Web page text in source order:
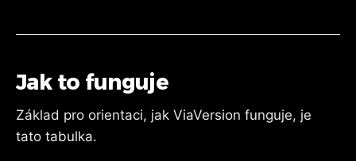
Jak to funguje
Základ pro orientaci, jak ViaVersion funguje, je
tato tabulka.